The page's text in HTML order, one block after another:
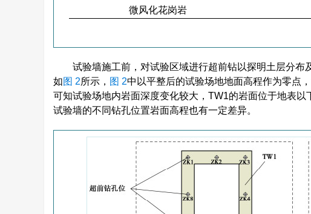
微风化花岗岩
试验墙施工前，对试验区域进行超前钻以探明土层分
如图 2所示， 图 2中以平整后的试验场地地面高程作为零点
可知试验场地内岩面深度变化较大，TW1的岩面位于地表
试验墙的不同钻孔位置岩面高程也有一定差异。